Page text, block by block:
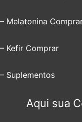
– Melatonina
– Kefir Comprar
– Suplementos
Aqui sua